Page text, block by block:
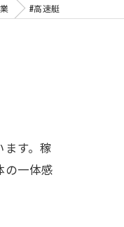
#高速艇
す。稼
の一体感